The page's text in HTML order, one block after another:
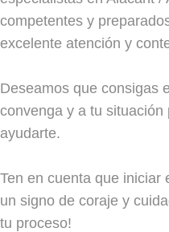
competentes y
excelente atención y
Deseamos que consigas
convenga y a tu
ayudarte.
Ten en cuenta que iniciar
un signo de coraje y
tu proceso!